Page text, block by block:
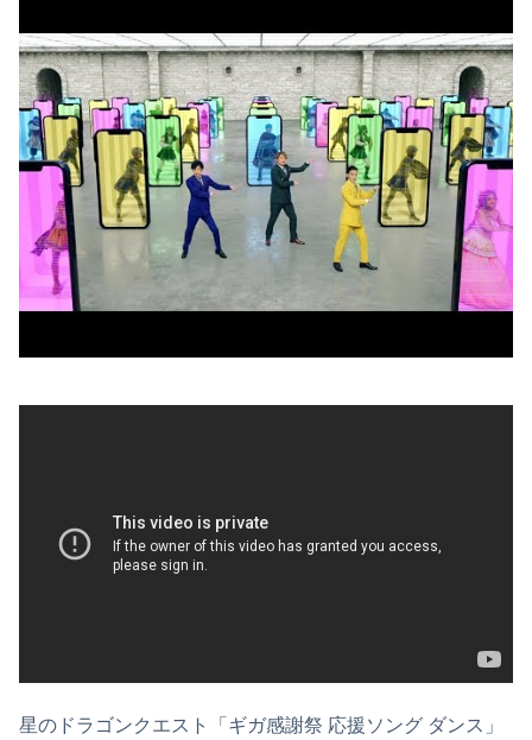
星のドラゴンクエスト「ギガ感謝祭 応援ソング ダンス」